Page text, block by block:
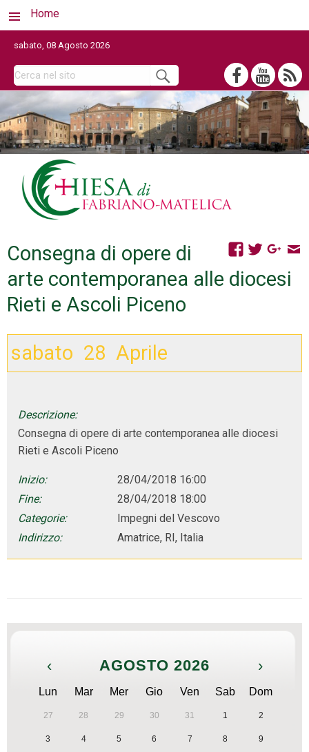
Home
sabato, 08 Agosto 2026
Consegna di opere di
arte contemporanea alle diocesi
Rieti e Ascoli Piceno
sabato 28 Aprile
Descrizione:
Consegna di opere di arte contemporanea alle diocesi
Rieti e Ascoli Piceno
Inizio:
28/04/2018 16:00
Fine:
28/04/2018 18:00
Categorie:
Impegni del Vescovo
Indirizzo:
Amatrice, RI, Italia
‹ AGOSTO 2026 ›
Lun Mar Mer Gio Ven Sab Dom
27 28 29 30 31 1 2
3 4 5 6 7 8 9